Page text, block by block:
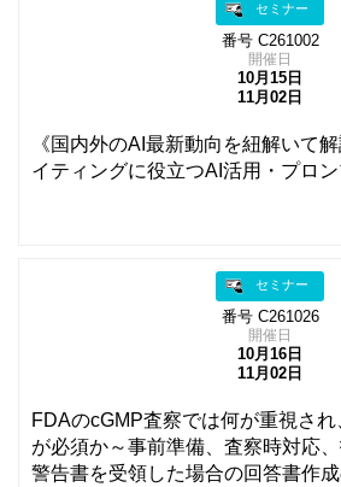
セミナー
番号 C261002
開催日
10月15日
11月02日
《国内外のAI最新動向を紐解いて
イティングに役立つAI活用・プロ
セミナー
番号 C261026
開催日
10月16日
11月02日
FDAのcGMP査察では何が重視さ
が必須か～事前準備、査察時対応
警告書を受領した場合の回答書作